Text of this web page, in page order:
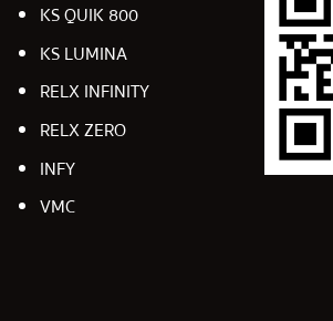
KS QUIK 800
KS LUMINA
RELX INFINITY
RELX ZERO
INFY
VMC